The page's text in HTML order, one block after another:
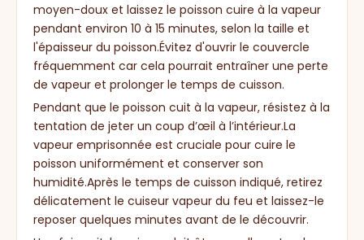
moyen-doux et laissez le poisson cuire à la vapeur
pendant environ 10 à 15 minutes, selon la taille et
l'épaisseur du poisson.Évitez d'ouvrir le couvercle
fréquemment car cela pourrait entraîner une perte
de vapeur et prolonger le temps de cuisson.
Pendant que le poisson cuit à la vapeur, résistez à la
tentation de jeter un coup d’œil à l’intérieur.La
vapeur emprisonnée est cruciale pour cuire le
poisson uniformément et conserver son
humidité.Après le temps de cuisson indiqué, retirez
délicatement le cuiseur vapeur du feu et laissez-le
reposer quelques minutes avant de le découvrir.